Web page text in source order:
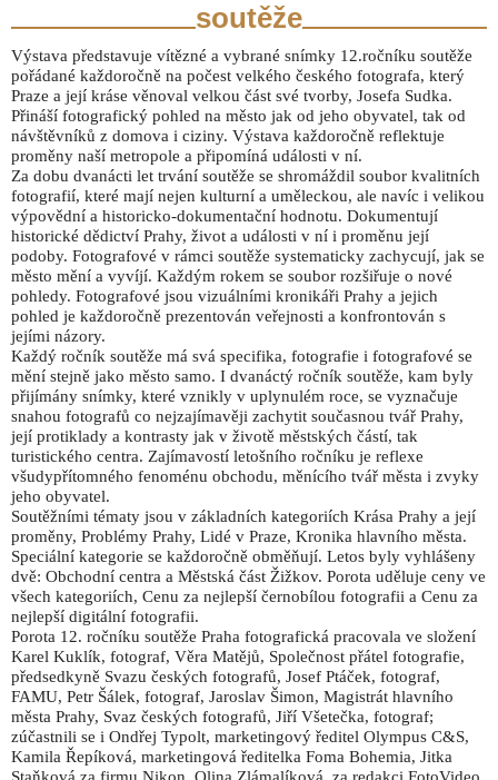
soutěže
Výstava představuje vítězné a vybrané snímky 12.ročníku soutěže
pořádané každoročně na počest velkého českého fotografa, který
Praze a její kráse věnoval velkou část své tvorby, Josefa Sudka.
Přináší fotografický pohled na město jak od jeho obyvatel, tak od
návštěvníků z domova i ciziny. Výstava každoročně reflektuje
proměny naší metropole a připomíná události v ní.
Za dobu dvanácti let trvání soutěže se shromáždil soubor kvalitních
fotografií, které mají nejen kulturní a uměleckou, ale navíc i velikou
výpovědní a historicko-dokumentační hodnotu. Dokumentují
historické dědictví Prahy, život a události v ní i proměnu její
podoby. Fotografové v rámci soutěže systematicky zachycují, jak se
město mění a vyvíjí. Každým rokem se soubor rozšiřuje o nové
pohledy. Fotografové jsou vizuálními kronikáři Prahy a jejich
pohled je každoročně prezentován veřejnosti a konfrontován s
jejími názory.
Každý ročník soutěže má svá specifika, fotografie i fotografové se
mění stejně jako město samo. I dvanáctý ročník soutěže, kam byly
přijímány snímky, které vznikly v uplynulém roce, se vyznačuje
snahou fotografů co nejzajímavěji zachytit současnou tvář Prahy,
její protiklady a kontrasty jak v životě městských částí, tak
turistického centra. Zajímavostí letošního ročníku je reflexe
všudypřítomného fenoménu obchodu, měnícího tvář města i zvyky
jeho obyvatel.
Soutěžními tématy jsou v základních kategoriích Krása Prahy a její
proměny, Problémy Prahy, Lidé v Praze, Kronika hlavního města.
Speciální kategorie se každoročně obměňují. Letos byly vyhlášeny
dvě: Obchodní centra a Městská část Žižkov. Porota uděluje ceny ve
všech kategoriích, Cenu za nejlepší černobílou fotografii a Cenu za
nejlepší digitální fotografii.
Porota 12. ročníku soutěže Praha fotografická pracovala ve složení
Karel Kuklík, fotograf, Věra Matějů, Společnost přátel fotografie,
předsedkyně Svazu českých fotografů, Josef Ptáček, fotograf,
FAMU, Petr Šálek, fotograf, Jaroslav Šimon, Magistrát hlavního
města Prahy, Svaz českých fotografů, Jiří Všetečka, fotograf;
zúčastnili se i Ondřej Typolt, marketingový ředitel Olympus C&S,
Kamila Řepíková, marketingová ředitelka Foma Bohemia, Jitka